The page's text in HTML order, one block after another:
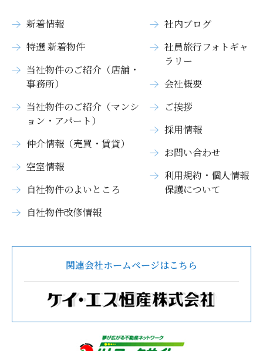
新着情報
特選 新着物件
当社物件のご紹介（店舗・
事務所）
当社物件のご紹介（マンシ
ョン・アパート）
仲介情報（売買・賃貸）
空室情報
自社物件のよいところ
自社物件改修情報
社内ブログ
社員旅行フォトギャ
ラリー
会社概要
ご挨拶
採用情報
お問い合わせ
利用規約・個人情報
保護について
関連会社ホームページはこちら